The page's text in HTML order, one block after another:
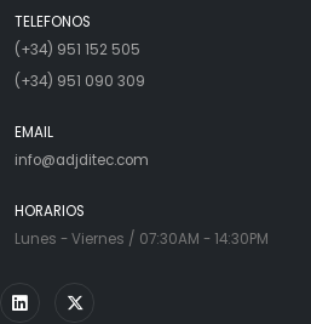
TELEFONOS
(+34) 951 152 505
(+34) 951 090 309
EMAIL
info@adjditec.com
HORARIOS
Lunes - Viernes / 07:30AM - 14:30PM